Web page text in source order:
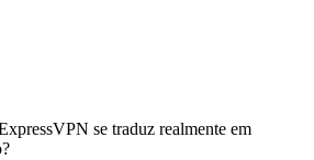
se traduz realmente em